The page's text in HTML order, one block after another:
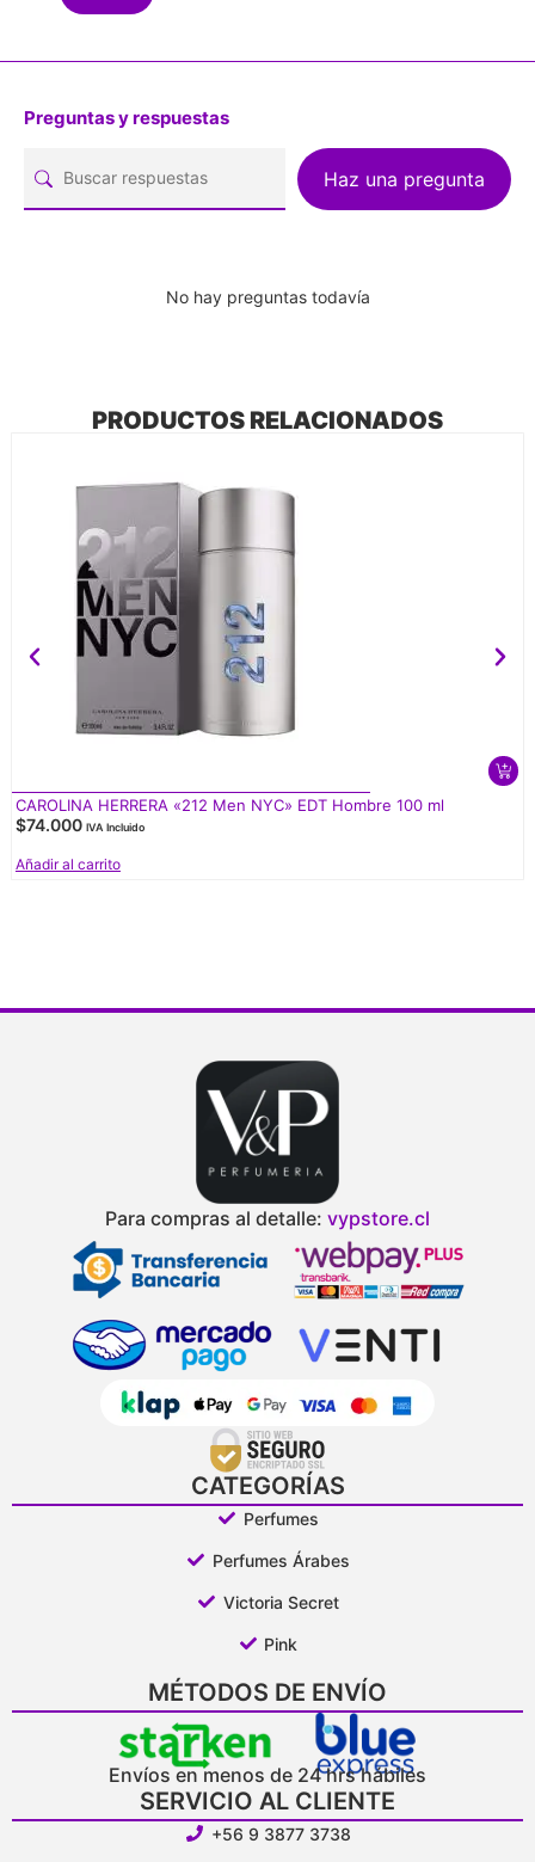
Preguntas y respuestas
Haz una pregunta
No hay preguntas todavía
PRODUCTOS RELACIONADOS
CAROLINA HERRERA «212 Men NYC» EDT Hombre 100 ml
$74.000 IVA Incluido
Añadir al carrito
Para compras al detalle: vypstore.cl
CATEGORÍAS
Perfumes
Perfumes Árabes
Victoria Secret
Pink
MÉTODOS DE ENVÍO
Envíos en menos de 24 hrs hábiles
SERVICIO AL CLIENTE
+56 9 3877 3738